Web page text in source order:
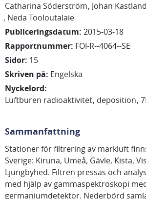
Catharina Söderström Johan
Neda Tooloutalaie
Publiceringsdatum: 2015-03-18
Rapportnummer: FOI-R--4064--SE
Sidor: 15
Skriven på: Engelska
Nyckelord:
Luftburen radioaktivitet deposition
Sammanfattning
Stationer för filtrering av markluft
Sverige: Kiruna, Umeå, Gävle, Kista,
Ljungbyhed. Filtren pressas och
med hjälp av gammaspektroskopi
germaniumdetektor. Nederbörd